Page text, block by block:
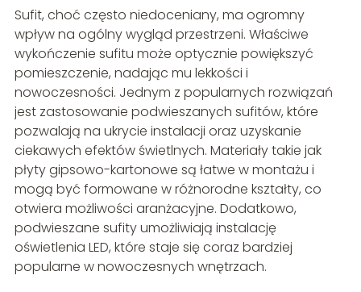
Sufit, choć często niedoceniany, ma ogromny
wpływ na ogólny wygląd przestrzeni. Właściwe
wykończenie sufitu może optycznie powiększyć
pomieszczenie, nadając mu lekkości i
nowoczesności. Jednym z popularnych rozwiązań
jest zastosowanie podwieszanych sufitów, które
pozwalają na ukrycie instalacji oraz uzyskanie
ciekawych efektów świetlnych. Materiały takie jak
płyty gipsowo-kartonowe są łatwe w montażu i
mogą być formowane w różnorodne kształty, co
otwiera możliwości aranżacyjne. Dodatkowo,
podwieszane sufity umożliwiają instalację
oświetlenia LED, które staje się coraz bardziej
popularne w nowoczesnych wnętrzach.